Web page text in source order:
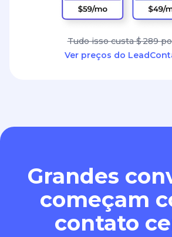
Tudo isso custa $ 289
Ver preços do
Grandes
começam
contato